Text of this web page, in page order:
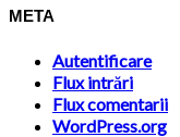
META
Autentificare
Flux intrări
Flux comentarii
WordPress.org